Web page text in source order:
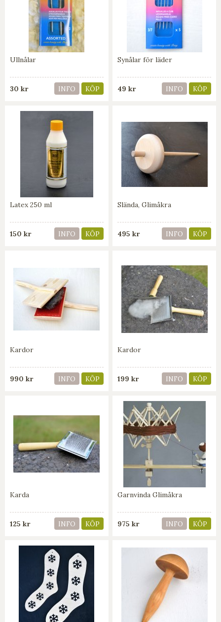
Ullnålar
30 kr INFO KÖP
Synålar för läder
49 kr INFO KÖP
Latex 250 ml
150 kr INFO KÖP
Slända, Glimåkra
495 kr INFO KÖP
Kardor
990 kr INFO KÖP
Kardor
199 kr INFO KÖP
Karda
125 kr INFO KÖP
Garnvinda Glimåkra
975 kr INFO KÖP